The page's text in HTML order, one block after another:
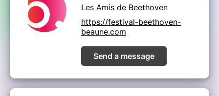
Les Amis de Beethoven
https://festival-beethoven-
beaune.com
Send a message